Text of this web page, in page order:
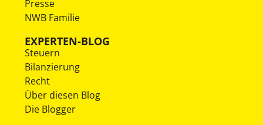
Presse
NWB Familie
EXPERTEN-BLOG
Steuern
Bilanzierung
Recht
Über diesen Blog
Die Blogger